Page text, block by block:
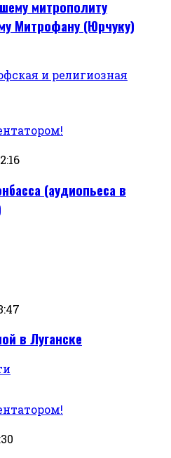
митрополиту
Митрофану (Юрчуку)
и религиозная
(аудиопьеса в
в Луганске